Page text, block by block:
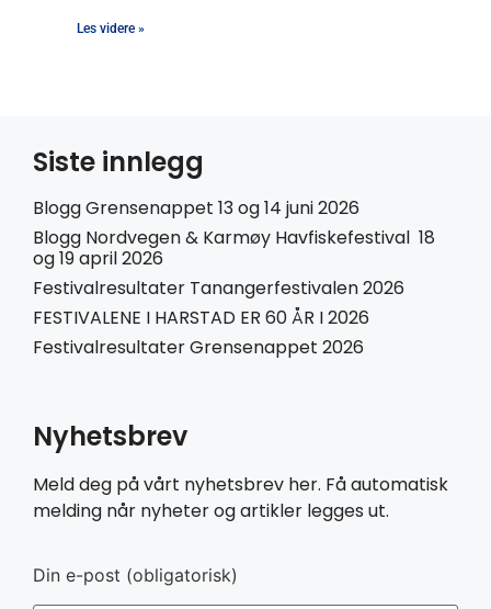
Les videre »
Siste innlegg
Blogg Grensenappet 13 og 14 juni 2026
Blogg Nordvegen & Karmøy Havfiskefestival 18
og 19 april 2026
Festivalresultater Tanangerfestivalen 2026
FESTIVALENE I HARSTAD ER 60 ÅR I 2026
Festivalresultater Grensenappet 2026
Nyhetsbrev
Meld deg på vårt nyhetsbrev her. Få automatisk
melding når nyheter og artikler legges ut.
Din e-post (obligatorisk)